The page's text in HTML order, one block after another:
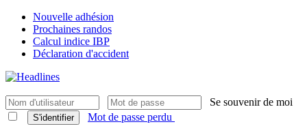
Nouvelle adhésion
Prochaines randos
Calcul indice IBP
Déclaration d'accident
Se souvenir de moi
S'identifier Mot de passe perdu